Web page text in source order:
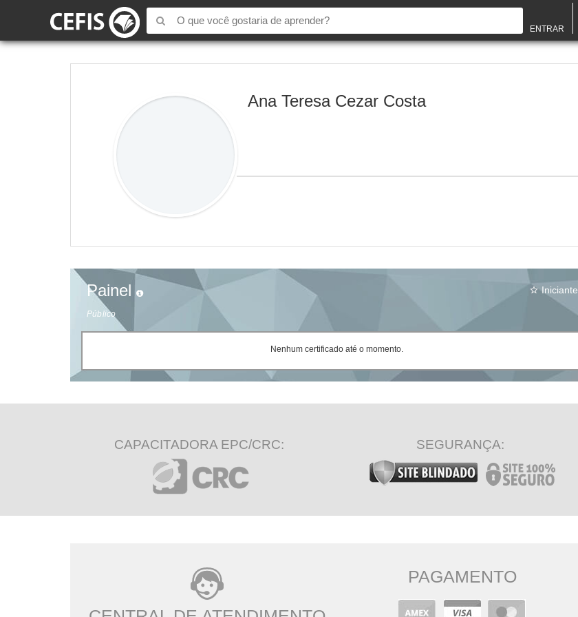
ENTRAR
Ana Teresa Cezar Costa
Painel
Público
star_border Iniciante
Nenhum certificado até o momento.
CAPACITADORA EPC/CRC: SEGURANÇA:
PAGAMENTO